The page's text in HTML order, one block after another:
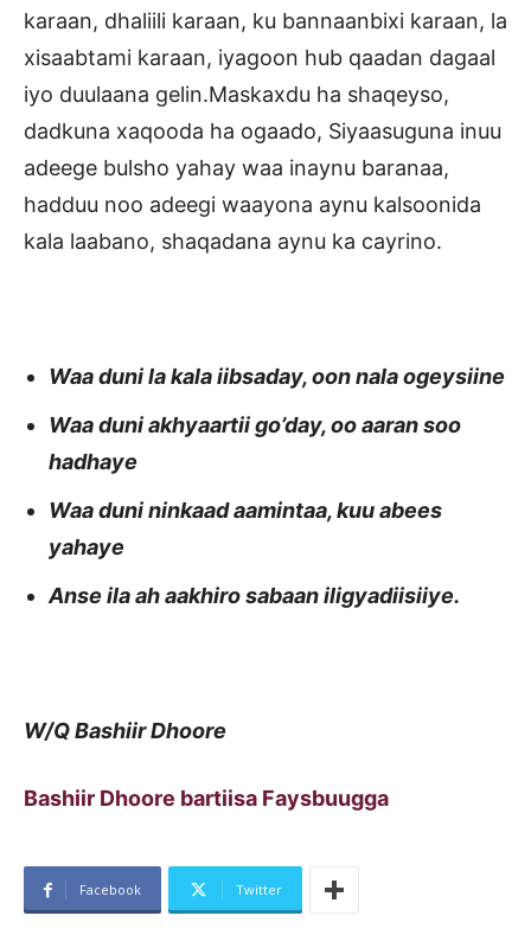
karaan, dhaliili karaan, ku bannaanbixi karaan, la
xisaabtami karaan, iyagoon hub qaadan dagaal
iyo duulaana gelin.Maskaxdu ha shaqeyso,
dadkuna xaqooda ha ogaado, Siyaasuguna inuu
adeege bulsho yahay waa inaynu baranaa,
hadduu noo adeegi waayona aynu kalsoonida
kala laabano, shaqadana aynu ka cayrino.
Waa duni la kala iibsaday, oon nala ogeysiine
Waa duni akhyaartii go’day, oo aaran soo
hadhaye
Waa duni ninkaad aamintaa, kuu abees
yahaye
Anse ila ah aakhiro sabaan iligyadiisiiye.
W/Q Bashiir Dhoore
Bashiir Dhoore bartiisa Faysbuugga
Facebook Twitter